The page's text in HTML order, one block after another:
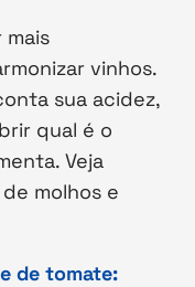
vinhos.
sua acidez,
qual é o
Veja
molhos e
de tomate: